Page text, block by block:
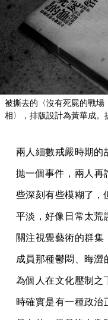
被撕去的〈沒有死屍的戰
相〉，排版設計為黃華成。
兩人細數戒嚴時期的
拋一個事件，兩人
些深刻有些模糊了，
平淡，好像日常太荒
關注視覺藝術的群集
成員那種鬱悶、晦澀
為個人在文化壓制之
時確實是有一種政治